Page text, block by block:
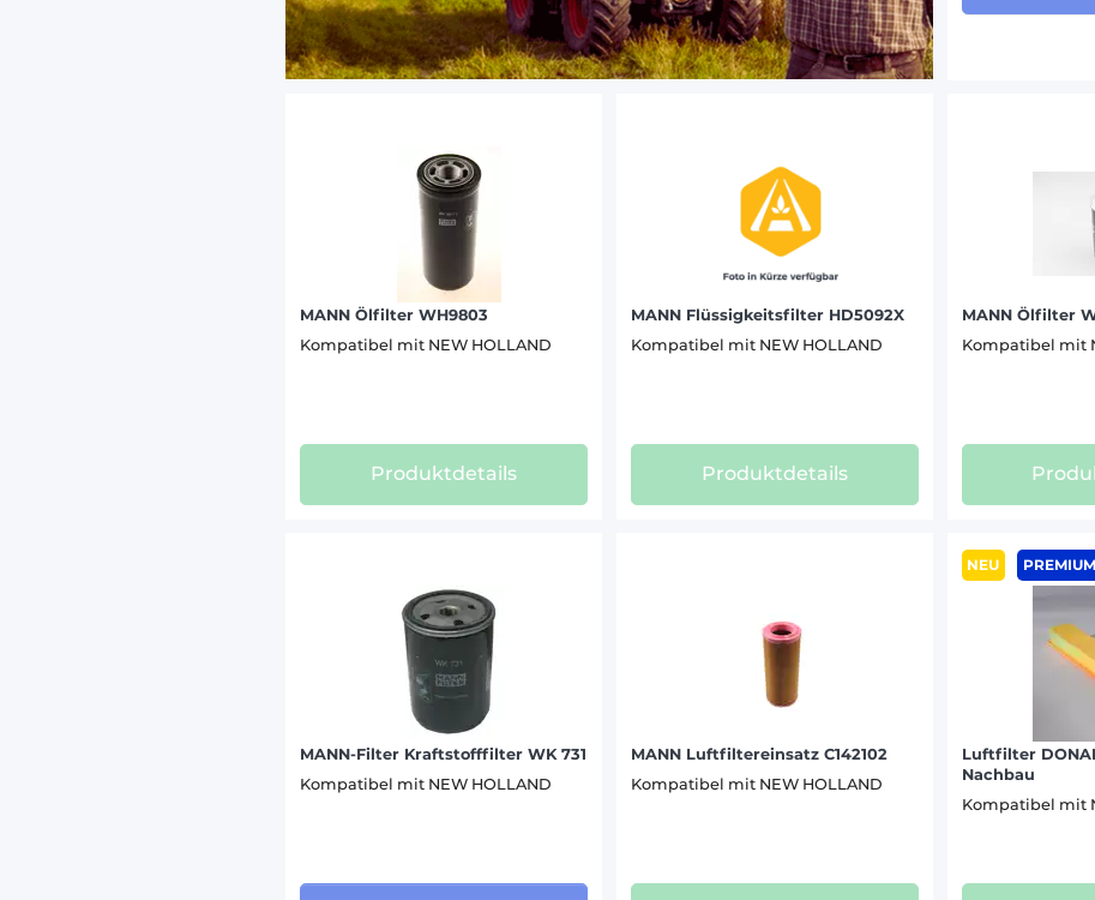
LINDNER (41)
MANITOU (64)
MERCEDES (25)
MERLO (77)
SAME (101)
TECNOMA (29)
VALPADANA (23)
WEIDEMANN (36)
ZETOR (49)
SB 64 TIER 2 (8)
SB 64 (8)
SB 65 TIER 2 (8)
T 4.85 PREMIUM (8)
T 5.120 (10)
T 5.140 AUTOCOMMAND (2)
T 6.150 (11)
T 6.155 (11)
T 6.175 (13)
MANN Ölfilter WH9803
Kompatibel mit NEW HOLLAND
Produktdetails
MANN Flüssigkeitsfilter HD5092X
Kompatibel mit NEW HOLLAND
Produktdetails
MANN Ölfilter
Kompatibel mit
MANN-Filter Kraftstofffilter WK 731
Kompatibel mit NEW HOLLAND
MANN Luftfiltereinsatz C142102
Kompatibel mit NEW HOLLAND
NEU PREMIUM
Luftfilter
Nachbau
Kompatibel mit